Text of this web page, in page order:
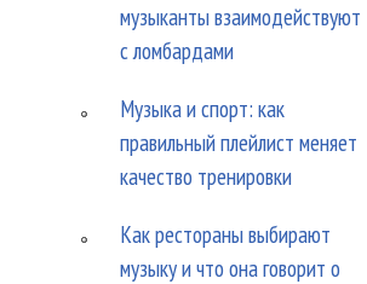
музыканты взаимодействуют
с ломбардами
Музыка и спорт: как
правильный плейлист меняет
качество тренировки
Как рестораны выбирают
музыку и что она говорит о